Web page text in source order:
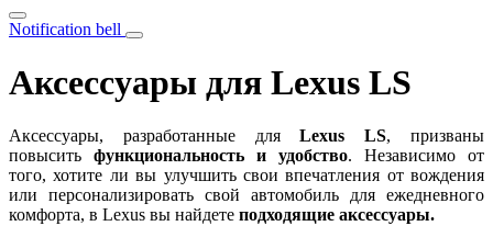
Notification bell
Аксессуары для Lexus LS
Аксессуары, разработанные дляLexus LS, призваны
повысить функциональность и удобство. Независимо от
того, хотите ли вы улучшить свои впечатления от вождения
или персонализировать свой автомобиль для ежедневного
комфорта, в Lexus вы найдете подходящие аксессуары.